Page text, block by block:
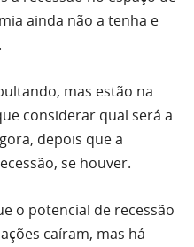
ainda não a tenha e
mas estão na
considerar qual será a
depois que a
se houver.
o potencial de recessão
caíram, mas há